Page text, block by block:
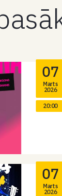
07
Marts
2026
20:00
07
Marts
2026